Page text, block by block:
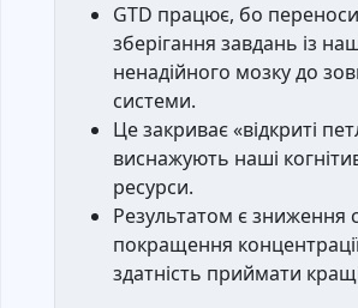
GTD працює, бо
зберігання завдань із
ненадійного мозку до
системи.
Це закриває «відкриті
виснажують наші
ресурси.
Результатом є зниження
покращення
здатність приймати